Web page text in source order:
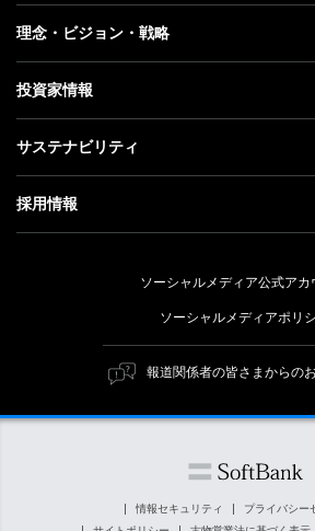
プレスリリース
更新情報
記者説明会
企業情報 トップ
社長メッセージ
事業紹介
ガバナンス
理念・ビジョン・戦略
理念・ビジョン・戦略 トップ
成長戦略「Activate AI for Society」
人材戦略
投資家情報
投資家情報 トップ
経営方針
個人投資家の皆さまへ
株式と社債について
サステナビリティ
サステナビリティ トップ
トップメッセージ
ESG方針・体制
マテリアリティ（重要課題）
ESGの主な取り組み
外部評価・イニシアチブ
採用情報
障がい者採用
ソーシャルメディア公式アカ
ソーシャルメディアポリ
報道関係者の皆さまからの
情報セキュリティ
プライバシー